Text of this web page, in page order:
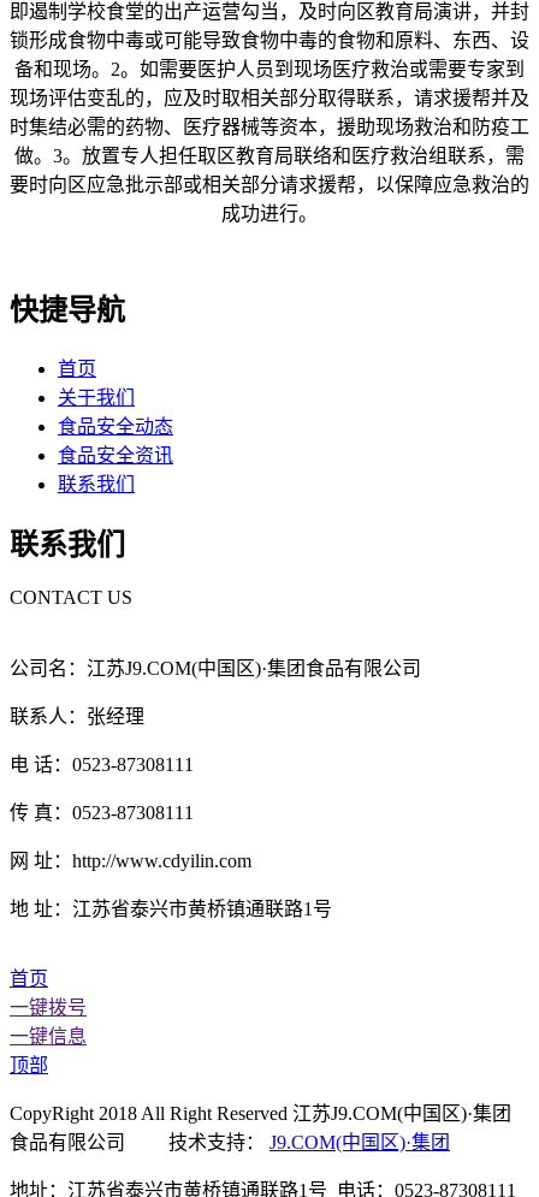
即遏制学校食堂的出产运营勾当，及时向区教育局演讲，并封
锁形成食物中毒或可能导致食物中毒的食物和原料、东西、设
备和现场。2。如需要医护人员到现场医疗救治或需要专家到
现场评估变乱的，应及时取相关部分取得联系，请求援帮并及
时集结必需的药物、医疗器械等资本，援助现场救治和防疫工
做。3。放置专人担任取区教育局联络和医疗救治组联系，需
要时向区应急批示部或相关部分请求援帮，以保障应急救治的
成功进行。
快捷导航
首页
关于我们
食品安全动态
食品安全资讯
联系我们
联系我们
CONTACT US
公司名：江苏J9.COM(中国区)·集团食品有限公司
联系人：张经理
电 话：0523-87308111
传 真：0523-87308111
网 址：http://www.cdyilin.com
地 址：江苏省泰兴市黄桥镇通联路1号
首页
一键拨号
一键信息
顶部
CopyRight 2018 All Right Reserved 江苏J9.COM(中国区)·集团
食品有限公司 技术支持： J9.COM(中国区)·集团
地址：江苏省泰兴市黄桥镇通联路1号 电话：0523-87308111